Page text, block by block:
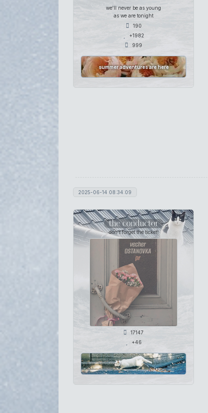
we'll never be as young
as we are tonight
190
+1982
999
summer adventures are here
2025-06-14 08:34:09
the conductor
don't forget the ticket!
17147
+46